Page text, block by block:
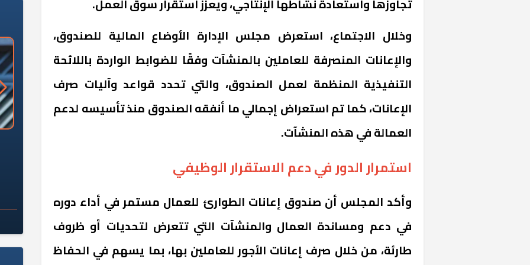
وخلال الاجتماع، استعرض مجلس الإدارة الأوضاع المالية للصندوق،
والإعانات المنصرفة للعاملين بالمنشآت وفقًا للضوابط الواردة باللائحة
التنفيذية المنظمة لعمل الصندوق، والتي تحدد قواعد وآليات صرف
الإعانات، كما تم استعراض إجمالي ما أنفقه الصندوق منذ تأسيسه لدعم
العمالة في هذه المنشآت.
استمرار الدور في دعم الاستقرار الوظيفي
وأكد المجلس أن صندوق إعانات الطوارئ للعمال مستمر في أداء دوره
في دعم ومساندة العمال والمنشآت التي تتعرض لتحديات أو ظروف
طارئة، من خلال صرف إعانات الأجور للعاملين بها، بما يسهم في الحفاظ